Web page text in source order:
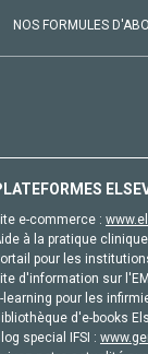
NOS FORMULES
e-commerce :
à la pratique
pour les
d'information sur
learning pour les
d'e-books
special IFSI :